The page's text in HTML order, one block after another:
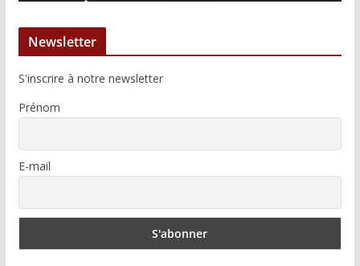
Newsletter
S'inscrire à notre newsletter
Prénom
E-mail